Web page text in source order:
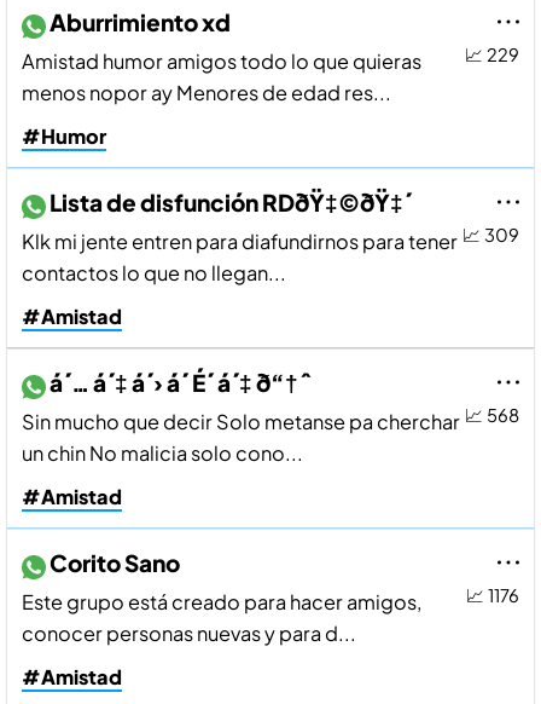
📈 229
Aburrimiento xd
Amistad humor amigos todo lo que quieras
menos nopor ay Menores de edad res...
#Humor
📈 309
Lista de disfunción RDðŸ‡©ðŸ‡´
Klk mi jente entren para diafundirnos para tener
contactos lo que no llegan...
#Amistad
📈 568
á´… á´‡ á´› á´ É´ á´‡ ð“†ˆ
Sin mucho que decir Solo metanse pa cherchar
un chin No malicia solo cono...
#Amistad
📈 1176
Corito Sano
Este grupo está creado para hacer amigos,
conocer personas nuevas y para d...
#Amistad